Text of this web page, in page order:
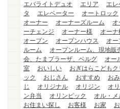
エバライトデュオ
エリア
エレ
タ
エレベーター
オートロック
オーナー
オーナーズルーム
オ
ーチェンジ
オーナー様
オーナ
オープン
オープンハウス
オー
ルーム
オープンルーム、現地販
会、たまプラーザ、ベルグ
オー
室
おいしい
おぎはらこどもク
ック
おじさん おすすめ
おみ
じ
オリジナル オリジン
オ
ン弁当
オリンピック
オル・メ
お住まい探し
お客様 お家